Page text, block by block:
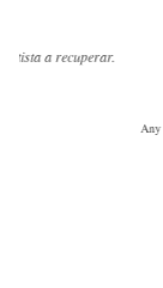
La pèrdua de